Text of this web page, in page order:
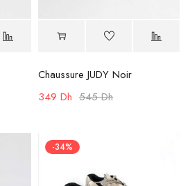
Chaussure JUDY Noir
545Dh
349 Dh
-34%